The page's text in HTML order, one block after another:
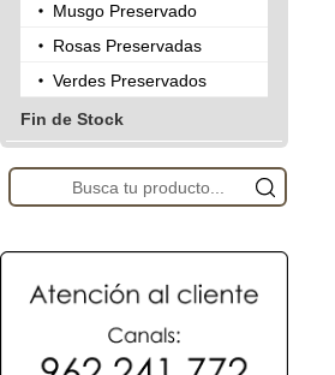
Musgo Preservado
Rosas Preservadas
Verdes Preservados
Fin de Stock